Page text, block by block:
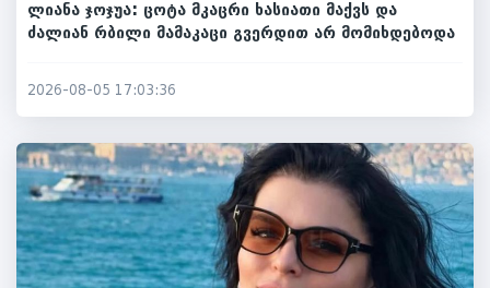
ლიანა ჯოჯუა: ცოტა მკაცრი ხასიათი მაქვს და
ძალიან რბილი მამაკაცი გვერდით არ მომიხდებოდა
2026-08-05 17:03:36